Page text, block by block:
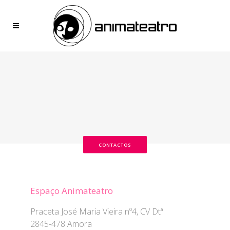
CONTACTOS
Espaço Animateatro
Praceta José Maria Vieira nº4, CV Dtª
2845-478 Amora